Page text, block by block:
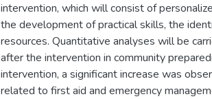
intervention, which will consist of
the development of practical skills, the
resources. Quantitative analyses will be
after the intervention in community
intervention, a significant increase was
related to first aid and emergency